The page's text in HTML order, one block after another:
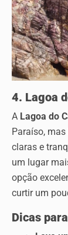
4. Lagoa
A Lagoa do
Paraíso,
claras e
um lugar
opção
curtir um
Dicas